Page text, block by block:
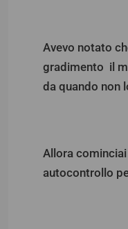
Avevo notato
gradimento il
da quando non
Allora
autocontrollo